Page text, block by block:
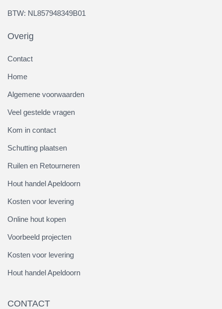
BTW: NL857948349B01
Overig
Contact
Home
Algemene voorwaarden
Veel gestelde vragen
Kom in contact
Schutting plaatsen
Ruilen en Retourneren
Hout handel Apeldoorn
Kosten voor levering
Online hout kopen
Voorbeeld projecten
Kosten voor levering
Hout handel Apeldoorn
CONTACT